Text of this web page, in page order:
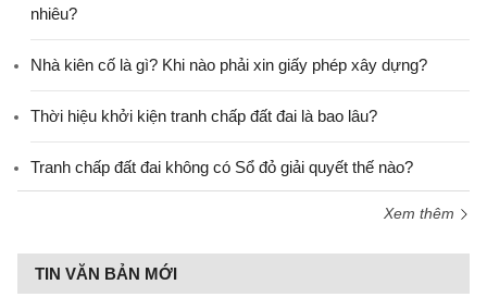
nhiêu?
Nhà kiên cố là gì? Khi nào phải xin giấy phép xây dựng?
Thời hiệu khởi kiện tranh chấp đất đai là bao lâu?
Tranh chấp đất đai không có Sổ đỏ giải quyết thế nào?
Xem thêm
TIN VĂN BẢN MỚI